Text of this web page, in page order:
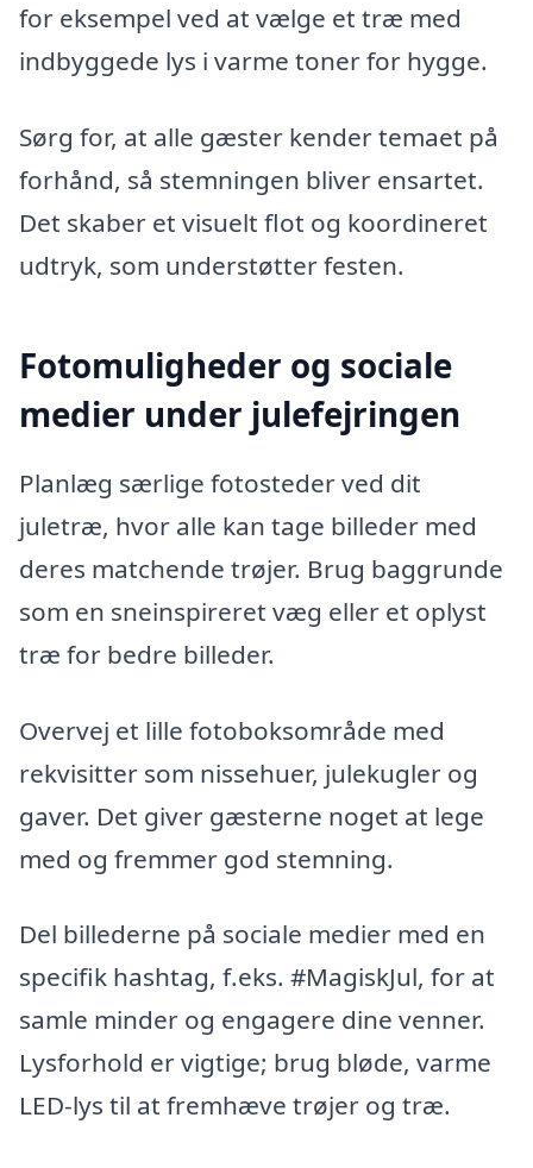
for eksempel ved at vælge et træ med
indbyggede lys i varme toner for hygge.
Sørg for, at alle gæster kender temaet på
forhånd, så stemningen bliver ensartet.
Det skaber et visuelt flot og koordineret
udtryk, som understøtter festen.
Fotomuligheder og sociale
medier under julefejringen
Planlæg særlige fotosteder ved dit
juletræ, hvor alle kan tage billeder med
deres matchende trøjer. Brug baggrunde
som en sneinspireret væg eller et oplyst
træ for bedre billeder.
Overvej et lille fotoboksområde med
rekvisitter som nissehuer, julekugler og
gaver. Det giver gæsterne noget at lege
med og fremmer god stemning.
Del billederne på sociale medier med en
specifik hashtag, f.eks. #MagiskJul, for at
samle minder og engagere dine venner.
Lysforhold er vigtige; brug bløde, varme
LED-lys til at fremhæve trøjer og træ.